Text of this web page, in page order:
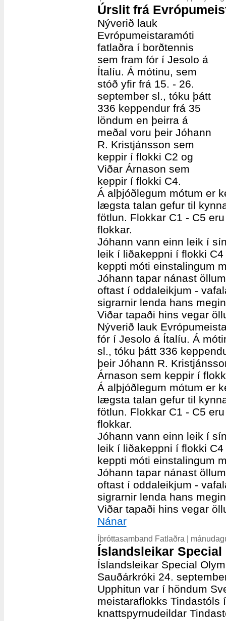
Úrslit frá
Nýverið lauk
Evrópumeistaramóti
fatlaðra í borðtennis
sem fram fór í Jesolo á
Ítalíu. Á mótinu, sem
stóð yfir frá 15. - 26.
september sl., tóku þátt
336 keppendur frá 35
löndum en þeirra á
meðal voru þeir Jóhann
R. Kristjánsson sem
keppir í flokki C2 og
Viðar Árnason sem
keppir í flokki C4.
Á alþjóðlegum mótum er
lægsta talan gefur til
fötlun. Flokkar C1 - C5
flokkar.
Jóhann vann einn leik í
leik í liðakeppni í flokki C4
keppti móti einstalingum
Jóhann tapar nánast
oftast í oddaleikjum -
sigrarnir lenda hans
Viðar tapaði hins vegar
Nýverið lauk
fór í Jesolo á Ítalíu. Á
sl., tóku þátt 336
þeir Jóhann R.
Árnason sem keppir í
Á alþjóðlegum mótum er
lægsta talan gefur til
fötlun. Flokkar C1 - C5
flokkar.
Jóhann vann einn leik í
leik í liðakeppni í flokki C4
keppti móti einstalingum
Jóhann tapar nánast
oftast í oddaleikjum -
sigrarnir lenda hans
Viðar tapaði hins vegar
Nánar
Íþróttasamband Fatlaðra |
Íslandsleikar
Íslandsleikar Special
Sauðárkróki 24.
Upphitun var í höndum
meistaraflokks
knattspyrnudeildar